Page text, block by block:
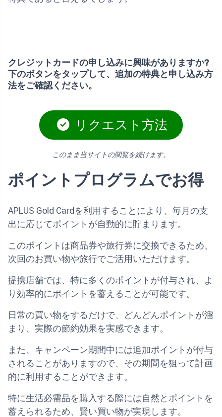
クレジットカードの申し込みに興味がありますか?
下のボタンをタップして、追加の特典と申し込み方
法をご確認ください。
リクエスト方法
このまま当サイトの閲覧を続けます。
ポイントプログラムでお得
APLUS Gold Cardを利用することにより、毎月の支
出に応じてポイントが自動的に貯まります。
このポイントは商品券や旅行券に交換できるため、
次回のお買い物や旅行でご活用いただけます。
提携店舗では、特に多くのポイントが付与され、よ
り効率的にポイントを蓄えることが可能です。
日常の買い物をするだけで、どんどんポイントが溜
まり、実際の節約効果を実感できます。
また、キャンペーン期間中には追加ポイントが付与
されることがありますので、その期間を狙って計画
的に利用することができます。
特に生活必需品を購入する際には自然とポイントを
蓄えられるため、賢い買い物が実現します。